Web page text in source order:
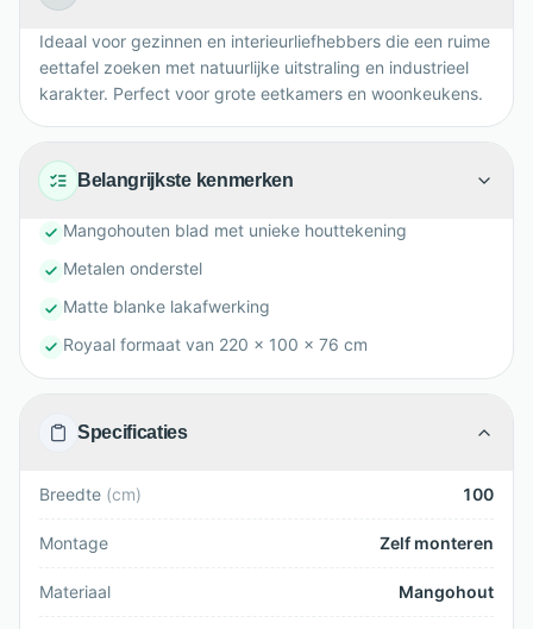
Ideaal voor gezinnen en interieurliefhebbers die een ruime
eettafel zoeken met natuurlijke uitstraling en industrieel
karakter. Perfect voor grote eetkamers en woonkeukens.
Belangrijkste kenmerken
Mangohouten blad met unieke houttekening
Metalen onderstel
Matte blanke lakafwerking
Royaal formaat van 220 x 100 x 76 cm
Specificaties
Breedte (cm) 100
Montage Zelf monteren
Materiaal Mangohout